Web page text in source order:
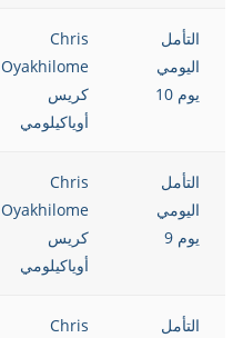
التأمل
اليومي
يوم 10
Chris
Oyakhilome
كريس
أوياكيلومي
التأمل
اليومي
يوم 9
Chris
Oyakhilome
كريس
أوياكيلومي
التأمل
Chris